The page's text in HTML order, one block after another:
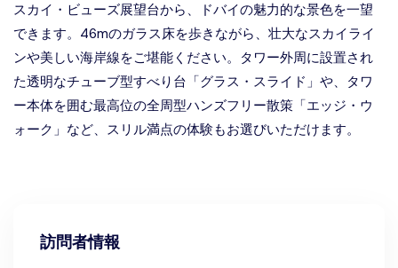
スカイ・ビューズ展望台から、ドバイの魅力的な景色を一望
できます。46mのガラス床を歩きながら、壮大なスカイライ
ンや美しい海岸線をご堪能ください。タワー外周に設置され
た透明なチューブ型すべり台「グラス・スライド」や、タワ
ー本体を囲む最高位の全周型ハンズフリー散策「エッジ・ウ
ォーク」など、スリル満点の体験もお選びいただけます。
訪問者情報